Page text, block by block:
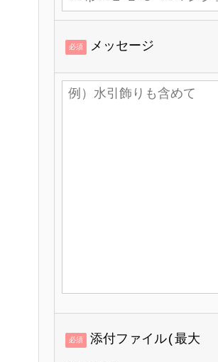
必須 メッセージ
必須 添付ファイル(最大